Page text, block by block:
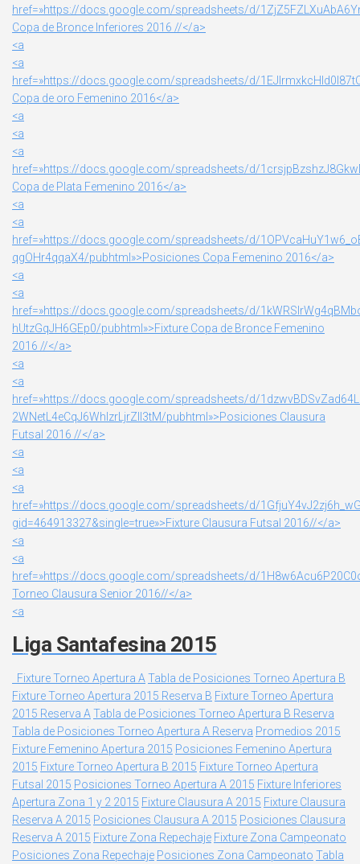
href=»https://docs.google.com/spreadsheets/d/
Copa de Bronce Inferiores 2016 //</a>
<a
<a
href=»https://docs.google.com/spreadsheets/d/
Copa de oro Femenino 2016</a>
<a
<a
<a
href=»https://docs.google.com/spreadsheets/d/
Copa de Plata Femenino 2016</a>
<a
<a
href=»https://docs.google.com/spreadsheets/d/
qgOHr4qqaX4/pubhtml»>Posiciones Copa Femenino 2016</a>
<a
<a
href=»https://docs.google.com/spreadsheets/d/
hUtzGqJH6GEp0/pubhtml»>Fixture Copa de Bronce Femenino
2016 //</a>
<a
<a
href=»https://docs.google.com/spreadsheets/d/
2WNetL4eCqJ6WhlzrLjrZlI3tM/pubhtml»>Posiciones Clausura
Futsal 2016 //</a>
<a
<a
<a
href=»https://docs.google.com/spreadsheets/d/
gid=464913327&single=true»>Fixture Clausura Futsal 2016//</a>
<a
<a
href=»https://docs.google.com/spreadsheets/d/
Torneo Clausura Senior 2016//</a>
<a
Liga Santafesina 2015
Fixture Torneo Apertura ATabla de Posiciones Torneo Apertura B
Fixture Torneo Apertura 2015 Reserva B Fixture Torneo Apertura
2015 Reserva ATabla de Posiciones Torneo Apertura B Reserva
Tabla de Posiciones Torneo Apertura A Reserva Promedios 2015
Fixture Femenino Apertura 2015 Posiciones Femenino Apertura
2015 Fixture Torneo Apertura B 2015 Fixture Torneo Apertura
Futsal 2015 Posiciones Torneo Apertura A 2015 Fixture Inferiores
Apertura Zona 1 y 2 2015 Fixture Clausura A 2015 Fixture Clausura
Reserva A 2015 Posiciones Clausura A 2015 Posiciones Clausura
Reserva A 2015 Fixture Zona Repechaje Fixture Zona Campeonato
Posiciones Zona Repechaje Posiciones Zona Campeonato Tabla